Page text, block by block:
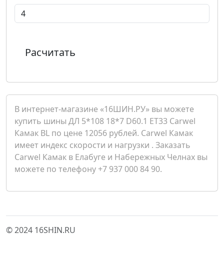
Расчитать
В интернет-магазине «16ШИН.РУ» вы можете
купить шины ДЛ 5*108 18*7 D60.1 ET33 Carwel
Камак BL по цене 12056 рублей. Carwel Камак
имеет индекс скорости и нагрузки . Заказать
Carwel Камак в Елабуге и Набережных Челнах вы
можете по телефону +7 937 000 84 90.
© 2024 16SHIN.RU